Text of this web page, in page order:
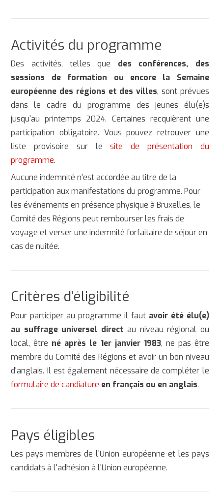
Activités du programme
Des activités, telles que des conférences, des
sessions de formation ou encore la Semaine
européenne des régions et des villes, sont prévues
dans le cadre du programme des jeunes élu(e)s
jusqu'au printemps 2024. Certaines recquièrent une
participation obligatoire. Vous pouvez retrouver une
liste provisoire sur lesite de présentation du
programme.
Aucune indemnité n'est accordée au titre de la
participation aux manifestations du programme. Pour
les événements en présence physique à Bruxelles, le
Comité des Régions peut rembourser les frais de
voyage et verser une indemnité forfaitaire de séjour en
cas de nuitée.
Critères d’éligibilité
Pour participer au programme il faut avoir été élu(e)
au suffrage universel direct au niveau régional ou
local, être né après le 1er janvier 1983, ne pas être
membre du Comité des Régions et avoir un bon niveau
d'anglais. Il est également nécessaire de compléter le
formulaire de candiature en français ou en anglais.
Pays éligibles
Les pays membres de l'Union européenne et les pays
candidats à l'adhésion à l'Union européenne.